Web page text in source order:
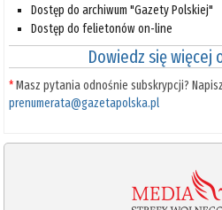
Dostęp do archiwum "Gazety Polskiej"
Dostęp do felietonów on-line
Dowiedz się więcej
*Masz pytania odnośnie subskrypcji?
prenumerata@gazetapolska.pl